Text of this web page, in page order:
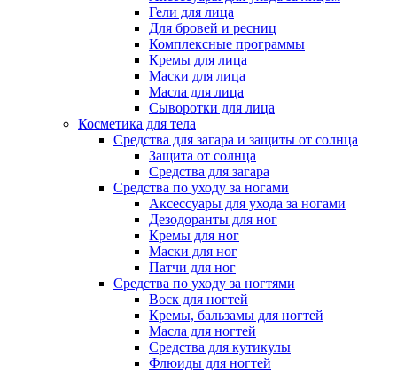
Гели для лица
Для бровей и ресниц
Комплексные программы
Кремы для лица
Маски для лица
Масла для лица
Сыворотки для лица
Косметика для тела
Средства для загара и защиты от солнца
Защита от солнца
Средства для загара
Средства по уходу за ногами
Аксессуары для ухода за ногами
Дезодоранты для ног
Кремы для ног
Маски для ног
Патчи для ног
Средства по уходу за ногтями
Воск для ногтей
Кремы, бальзамы для ногтей
Масла для ногтей
Средства для кутикулы
Флюиды для ногтей